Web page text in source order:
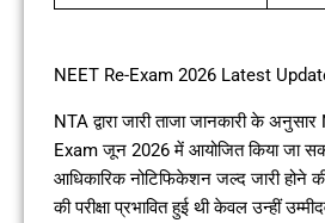
NEET Re-Exam 2026 Latest
NTA द्वारा जारी ताजा जानकारी के
Exam जून 2026 में आयोजित किया जा
आधिकारिक नोटिफिकेशन जल्द जारी होने
की परीक्षा प्रभावित हुई थी केवल उन्हीं